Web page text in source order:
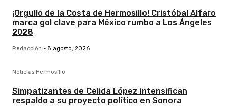
¡Orgullo de la Costa de Hermosillo! Cristóbal Alfaro
marca gol clave para México rumbo a Los Ángeles
2028
Redacción - 8 agosto, 2026
Noticias Hermosillo
Simpatizantes de Celida López intensifican
respaldo a su proyecto político en Sonora